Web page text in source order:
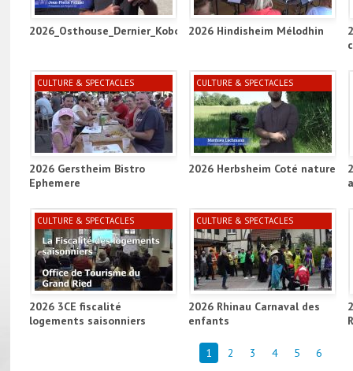
2026_Osthouse_Dernier_Kobold_Project_ill2026 Hindisheim Mélodhin
CULTURE & SPECTACLES
2026 Gerstheim Bistro
Ephemere
CULTURE & SPECTACLES
2026 Herbsheim Coté nature
CULTURE & SPECTACLES
2026 3CE fiscalité
logements saisonniers
CULTURE & SPECTACLES
2026 Rhinau Carnaval des
enfants
1 2 3 4 5 6